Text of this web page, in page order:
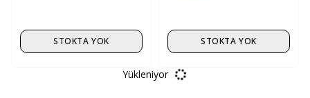
STOKTA YOK STOKTA YOK
Yükleniyor